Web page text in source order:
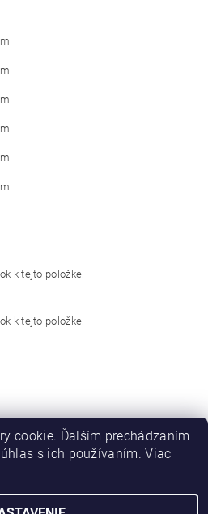
k tejto položke.
k tejto položke.
cookie. Ďalším prechádzaním
s ich používaním. Viac